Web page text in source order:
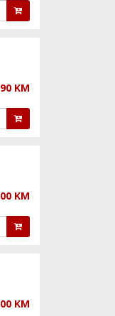
KM
KM
KM